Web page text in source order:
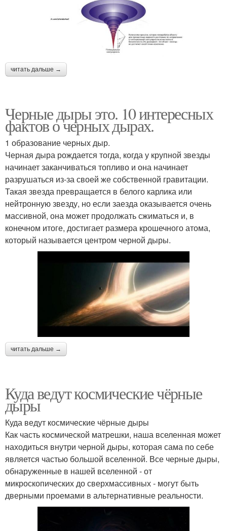
читать дальше →
Черные дыры это. 10 интересных
фактов о черных дырах.
1 образование черных дыр.
Черная дыра рождается тогда, когда у крупной звезды
начинает заканчиваться топливо и она начинает
разрушаться из-за своей же собственной гравитации.
Такая звезда превращается в белого карлика или
нейтронную звезду, но если заезда оказывается очень
массивной, она может продолжать сжиматься и, в
конечном итоге, достигает размера крошечного атома,
который называется центром черной дыры.
читать дальше →
Куда ведут космические чёрные
дыры
Куда ведут космические чёрные дыры
Как часть космической матрешки, наша вселенная может
находиться внутри черной дыры, которая сама по себе
является частью большой вселенной. Все черные дыры,
обнаруженные в нашей вселенной - от
микроскопических до сверхмассивных - могут быть
дверными проемами в альтернативные реальности.